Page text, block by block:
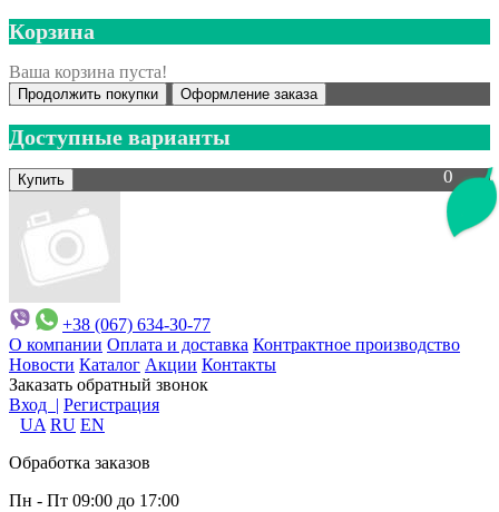
Корзина
Ваша корзина пуста!
Продолжить покупки Оформление заказа
0
Доступные варианты
+38 (067) 634-30-77
О компании Оплата и доставка Контрактное производство
Новости Каталог Акции Контакты
Заказать обратный звонок
Вход | Регистрация
UA RU EN
Обработка заказов
Пн - Пт 09:00 до 17:00